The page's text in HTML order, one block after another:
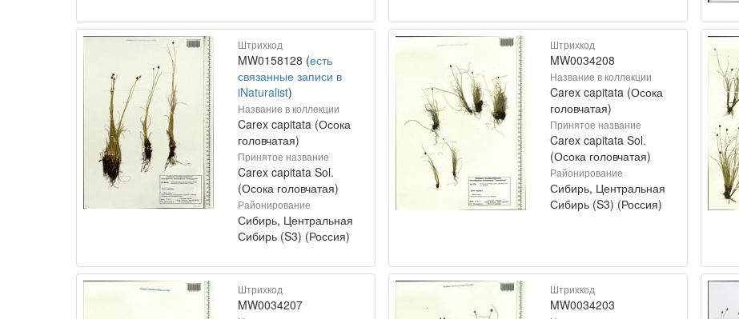
Штрихкод
MW0158128 (есть
связанные записи в
iNaturalist)
Название в коллекции
Carex capitata (Осока
головчатая)
Принятое название
Carex capitata Sol.
(Осока головчатая)
Районирование
Сибирь, Центральная
Сибирь (S3) (Россия)
Штрихкод
MW0034208
Название в коллекции
Carex capitata (Осока
головчатая)
Принятое название
Carex capitata Sol.
(Осока головчатая)
Районирование
Сибирь, Центральная
Сибирь (S3) (Россия)
Штрихкод
MW0034207
Штрихкод
MW0034203